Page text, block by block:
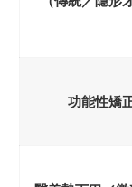
功能性矯